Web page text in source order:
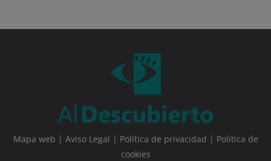
Mapa web | Aviso Legal | Política de privacidad | Política de
cookies